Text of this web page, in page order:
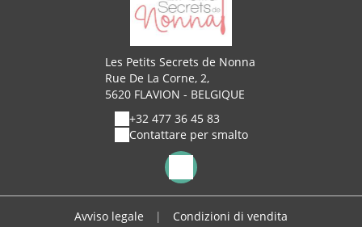
Les Petits Secrets de Nonna
Rue De La Corne, 2,
5620 FLAVION - BELGIQUE
+32 477 36 45 83
Contattare per smalto
Avviso legale | Condizioni di vendita